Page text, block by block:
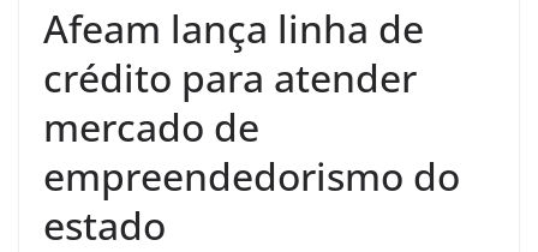
Afeam lança linha de
crédito para atender
mercado de
empreendedorismo do
estado